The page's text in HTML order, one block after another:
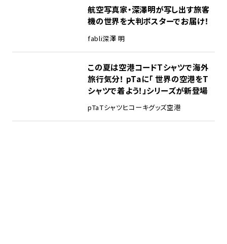
航空写真家・深澤明が写し出す旅客
機の世界を大判ポスターでお届け！
fabli深澤 明
この夏は空港コードTシャツで海外
旅行気分！ pTaに「 世界の空港をT
シャツで着よう！」シリーズが新登場
pTaTシャツヒコーキグッズ空港